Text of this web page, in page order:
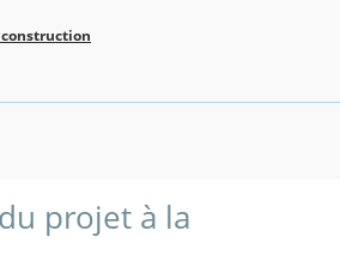
projet à la